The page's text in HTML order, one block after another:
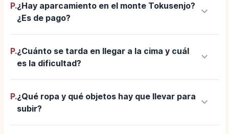
P.¿Hay aparcamiento en el monte Tokusenjo?
¿Es de pago?
keyboard_arrow_down
P.¿Cuánto se tarda en llegar a la cima y cuál
es la dificultad?
keyboard_arrow_down
P.¿Qué ropa y qué objetos hay que llevar para
subir?
keyboard_arrow_down